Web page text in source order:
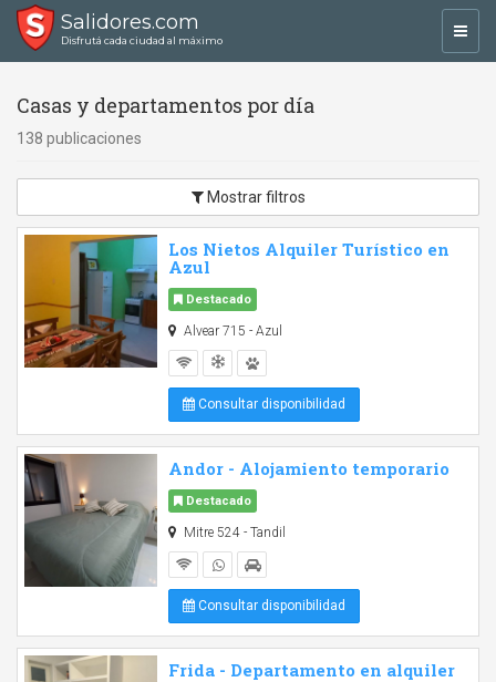
Salidores.com
Disfrutá cada ciudad al máximo
Casas y departamentos por día
138 publicaciones
Mostrar filtros
Los Nietos Alquiler Turístico en
Azul
Destacado
Alvear 715 - Azul
Consultar disponibilidad
Andor - Alojamiento temporario
Destacado
Mitre 524 - Tandil
Consultar disponibilidad
Frida - Departamento en alquiler